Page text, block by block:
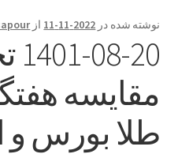
Instructor
Instructors
ابزارهای معاملاتی
نوشته شده در 2022-11-11 از
مقایسه
طلا بورس و